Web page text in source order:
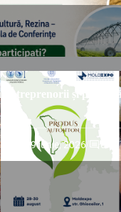
antreprenorii și
29 iunie, 2026 0